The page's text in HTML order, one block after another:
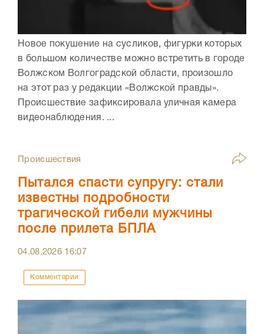
Новое покушение на сусликов, фигурки которых
в большом количестве можно встретить в городе
Волжском Волгоградской области, произошло
на этот раз у редакции «Волжской правды».
Происшествие зафиксировала уличная камера
видеонаблюдения. ...
Происшествия
Пытался спасти супругу: стали
известны подробности
трагической гибели мужчины
после прилета БПЛА
04.08.2026 16:07
Комментарии